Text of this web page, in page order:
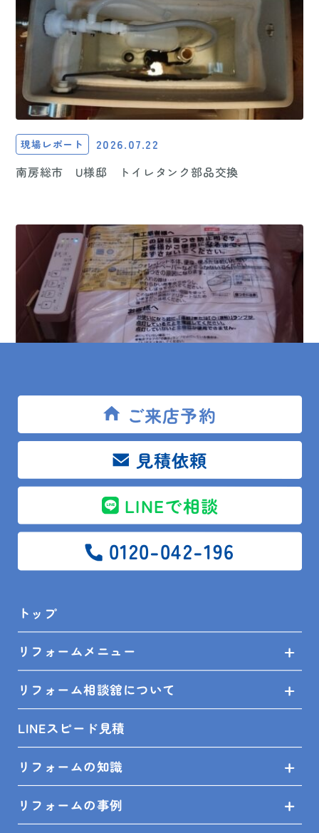
トップ
リフォームメニュー
リフォーム相談舘について
LINEスピード見積
リフォームの知識
リフォームの事例
ご来店予約
見積依頼
LINEで相談
0120-042-196
現場レポート 2026.07.22
南房総市 U様邸 トイレタンク部品交換
現場レポート 2026.06.23
鴨川市 S様邸 トイレ便座交換
現場レポート 2026.06.15